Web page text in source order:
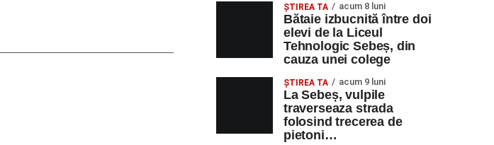
ŞTIREA TA acum 8 luni
Bătaie izbucnită între doi
elevi de la Liceul
Tehnologic Sebeș, din
cauza unei colege
ŞTIREA TA acum 9 luni
La Sebeș, vulpile
traverseaza strada
folosind trecerea de
pietoni…